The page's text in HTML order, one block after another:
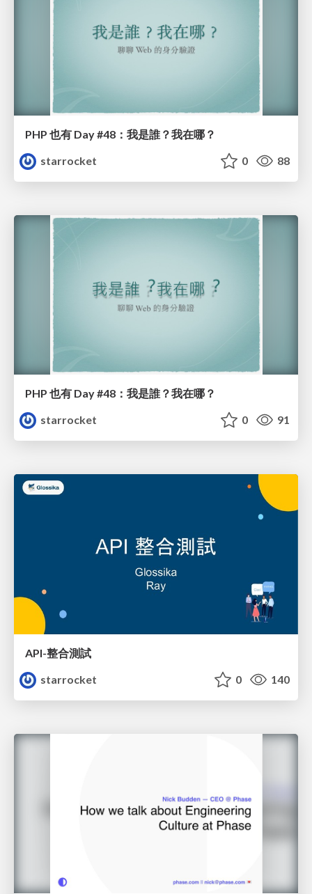
PHP 也有 Day #48：我是誰？我在哪？
starrocket
0 88
PHP 也有 Day #48：我是誰？我在哪？
starrocket
0 91
API-整合測試
starrocket
0 140